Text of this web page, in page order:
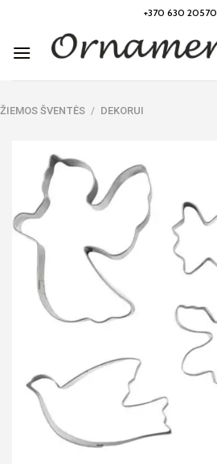
content
+370 630 20570
ŽIEMOS ŠVENTĖS / DEKORUI